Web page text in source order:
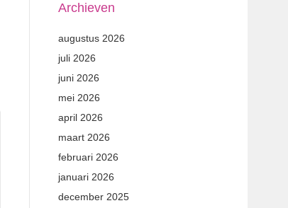
Archieven
augustus 2026
juli 2026
juni 2026
mei 2026
april 2026
maart 2026
februari 2026
januari 2026
december 2025